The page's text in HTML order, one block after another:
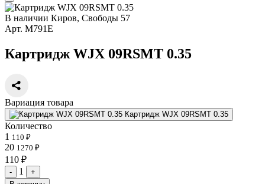
В наличии Киров, Свободы 57
Арт. М791E
Картридж WJX 09RSMT 0.35
Вариация товара
Картридж WJX 09RSMT 0.35
Количество
1 110 ₽
20 1270 ₽
110 ₽
- 1
+